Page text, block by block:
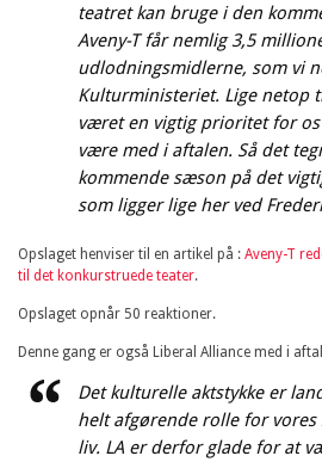
teatret kan bruge i den
Aveny-T får nemlig 3,5
udlodningsmidlerne, som vi
Kulturministeriet. Lige netop
været en vigtig prioritet for
være med i aftalen. Så det
kommende sæson på det
som ligger lige her ved
Opslaget henviser til en artikel på : Aveny-T
til det konkurstruede teater.
Opslaget opnår 50 reaktioner.
Denne gang er også Liberal Alliance med i
Det kulturelle aktstykke er
helt afgørende rolle for vores
liv. LA er derfor glade for at